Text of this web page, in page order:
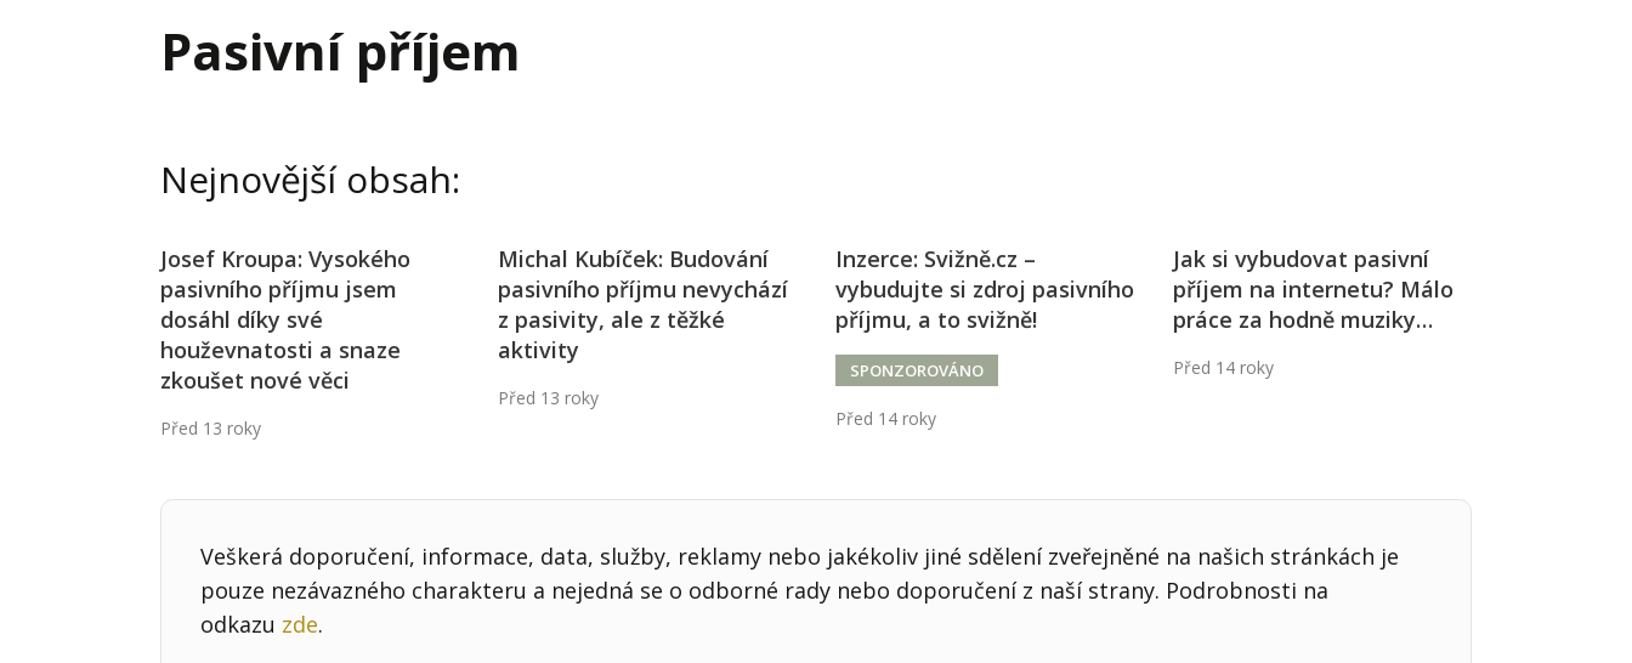
Interim management
Krizové řízení firmy
Projektové řízení
Pasivní příjem
Nejnovější obsah:
Josef Kroupa: Vysokého
pasivního příjmu jsem
dosáhl díky své
houževnatosti a snaze
zkoušet nové věci
Před 13 roky
Michal Kubíček: Budování
pasivního příjmu nevychází
z pasivity, ale z těžké
aktivity
Před 13 roky
Inzerce: Svižně.cz –
vybudujte si zdroj pasivního
příjmu, a to svižně!
SPONZOROVÁNO
Před 14 roky
Jak si vybudovat pasivní
příjem na internetu? Málo
práce za hodně muziky…
Před 14 roky
Veškerá doporučení, informace, data, služby, reklamy nebo jakékoliv jiné sdělení zveřejněné na našich stránkách je
pouze nezávazného charakteru a nejedná se o odborné rady nebo doporučení z naší strany. Podrobnosti na
odkazu zde.